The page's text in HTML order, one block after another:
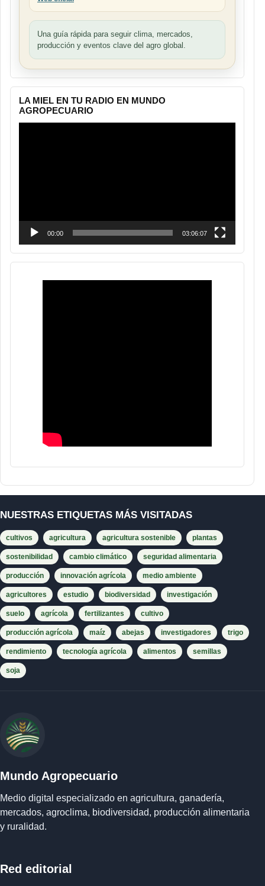
Una guía rápida para seguir clima, mercados,
producción y eventos clave del agro global.
LA MIEL EN TU RADIO EN MUNDO
AGROPECUARIO
00:00 03:06:07
NUESTRAS ETIQUETAS MÁS VISITADAS
cultivos agricultura agricultura sostenible plantas
sostenibilidad cambio climático seguridad alimentaria
producción innovación agrícola medio ambiente
agricultores estudio biodiversidad investigación
suelo agrícola fertilizantes cultivo
producción agrícola maíz abejas investigadores trigo
rendimiento tecnología agrícola alimentos semillas
soja
Mundo Agropecuario
Medio digital especializado en agricultura, ganadería,
mercados, agroclima, biodiversidad, producción alimentaria
y ruralidad.
Red editorial